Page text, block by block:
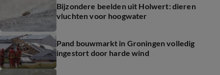
Bijzondere beelden uit Holwert: dieren
vluchten voor hoogwater
Pand bouwmarkt in Groningen volledig
ingestort door harde wind